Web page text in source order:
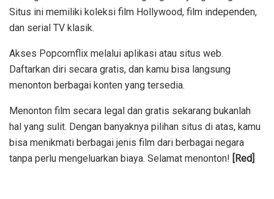
Situs ini memiliki koleksi film Hollywood, film independen,
dan serial TV klasik.
Akses Popcornflix melalui aplikasi atau situs web.
Daftarkan diri secara gratis, dan kamu bisa langsung
menonton berbagai konten yang tersedia.
Menonton film secara legal dan gratis sekarang bukanlah
hal yang sulit. Dengan banyaknya pilihan situs di atas, kamu
bisa menikmati berbagai jenis film dari berbagai negara
tanpa perlu mengeluarkan biaya. Selamat menonton! [Red]